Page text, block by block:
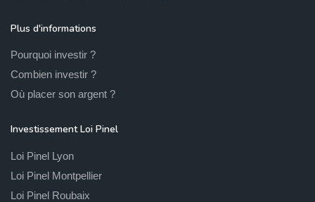
Plus d'informations
Pourquoi investir ?
Combien investir ?
Où placer son argent ?
Investissement Loi Pinel
Loi Pinel Lyon
Loi Pinel Montpellier
Loi Pinel Roubaix